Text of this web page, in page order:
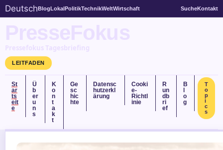
DeutschBlogLokalPolitikTechnikWeltWirtschaft SucheKontakt
PresseFokus
Pressefokus Tagesbriefing
LEITFADEN
St
ar
ts
eit
e
Ü
b
er
u
n
s
K
o
n
t
a
k
t
Ge
sc
hic
hte
Datensc
hutzerkl
ärung
Cooki
e-
Richtl
inie
R
un
db
ri
ef
B
o
g
T
o
p
i
c
s